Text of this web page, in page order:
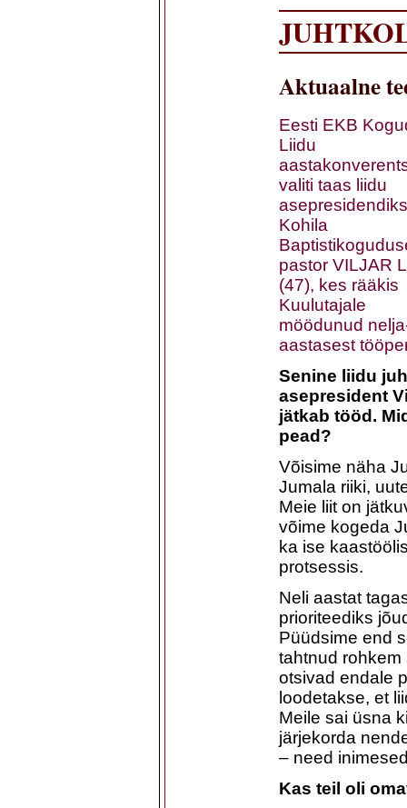
Aktuaalne
Eesti EKB
Liidu
valiti taas liidu
asepresidendiks
Kohila
pastor VILJAR
(47), kes rääkis
Kuulutajale
möödunud
aastasest
Senine liidu
asepresident
jätkab tööd.
pead?
Võisime näha
Jumala riiki,
Meie liit on
võime kogeda
ka ise
protsessis.
Neli aastat
prioriteediks
Püüdsime end
tahtnud
otsivad endale
loodetakse, et
Meile sai üsna
järjekorda
– need
Kas teil oli